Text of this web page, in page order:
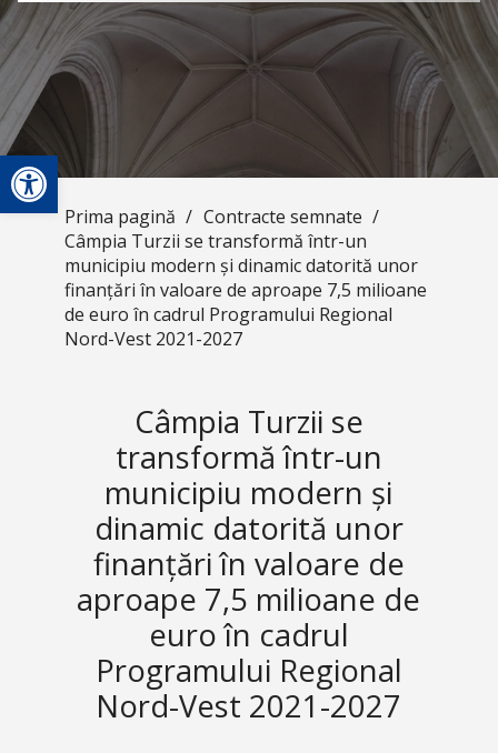
Deschide bara de unelte
Prima pagină / Contracte semnate /
Câmpia Turzii se transformă într-un
municipiu modern și dinamic datorită unor
finanțări în valoare de aproape 7,5 milioane
de euro în cadrul Programului Regional
Nord-Vest 2021-2027
Câmpia Turzii se
transformă într-un
municipiu modern și
dinamic datorită unor
finanțări în valoare de
aproape 7,5 milioane de
euro în cadrul
Programului Regional
Nord-Vest 2021-2027